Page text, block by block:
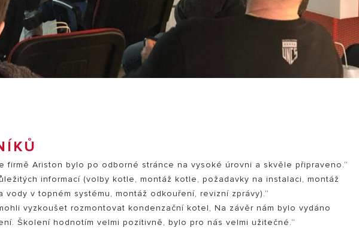
firmě Ariston bylo po odborné stránce na vysoké úrovni a skvěle připraveno.“
informací (volby kotle, montáž kotle, požadavky na instalaci, montáž
vody v topném systému, montáž odkouření, revizní zprávy).“
vyzkoušet rozmontovat kondenzační kotel, Na závěr nám bylo vydáno
Školení hodnotím velmi pozitivně, bylo pro nás velmi užitečné.“